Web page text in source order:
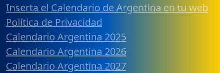
Inserta el Calendario de Argentina en tu web
Política de Privacidad
Calendario Argentina 2025
Calendario Argentina 2026
Calendario Argentina 2027